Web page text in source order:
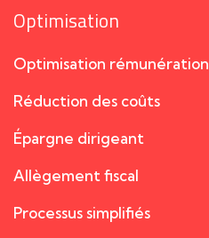
Optimisation
Optimisation rémunération
Réduction des coûts
Épargne dirigeant
Allègement fiscal
Processus simplifiés